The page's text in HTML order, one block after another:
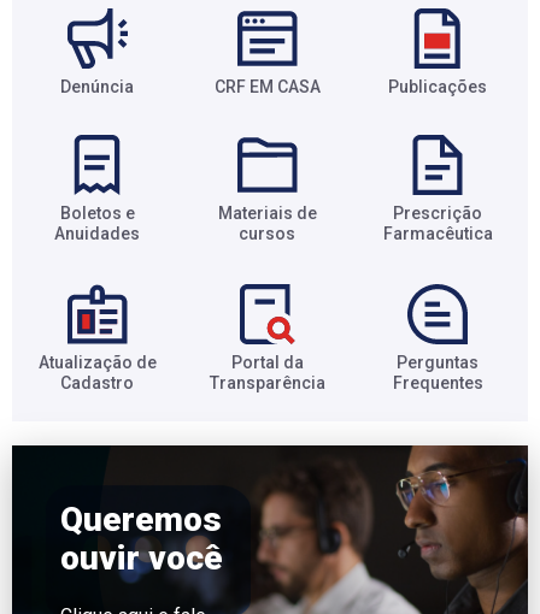
Denúncia CRF EM CASA Publicações
Boletos e
Anuidades​
Materiais de
cursos​
Prescrição
Farmacêutica​
Atualização de
Cadastro​
Portal da
Transparência​
Perguntas
Frequentes​
Queremos
ouvir você